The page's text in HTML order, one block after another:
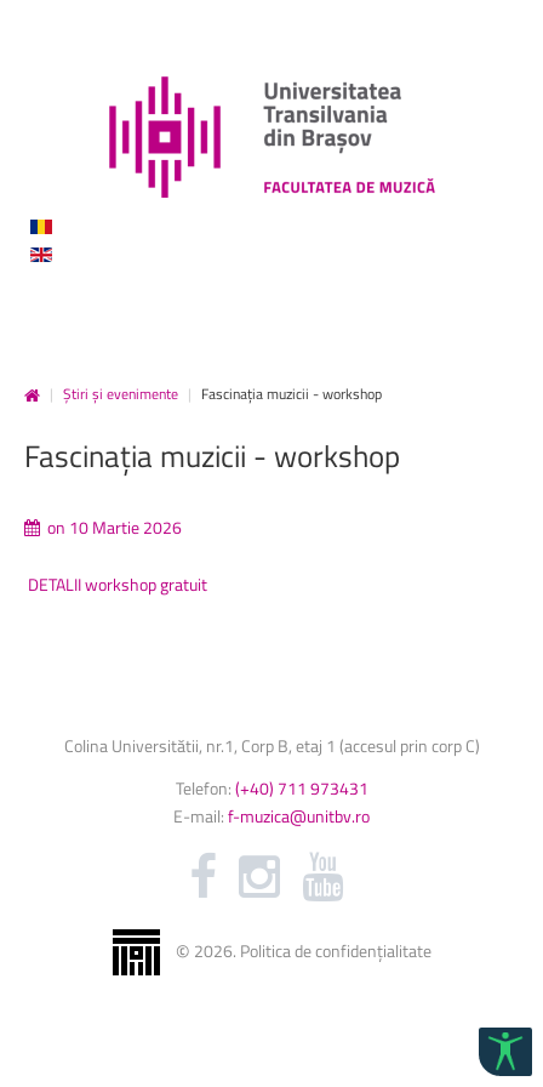
| Știri și evenimente | Fascinația muzicii - workshop
Fascinația muzicii - workshop
on 10 Martie 2026
DETALII workshop gratuit
Colina Universitătii, nr.1, Corp B, etaj 1 (accesul prin corp C)
Telefon:(+40) 711 973431
E-mail:f-muzica@unitbv.ro
© 2026. Politica de confidențialitate